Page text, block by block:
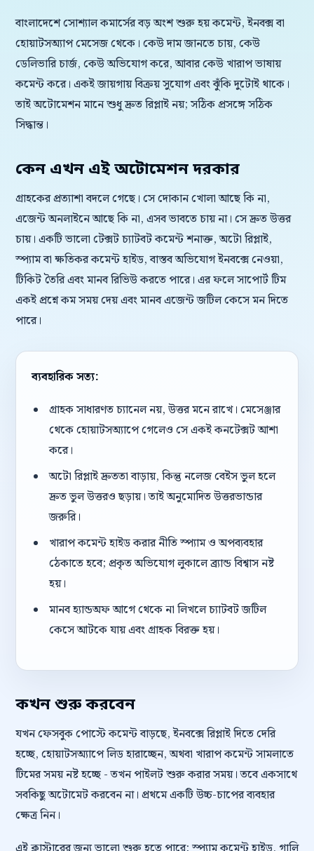
বাংলাদেশে সোশ্যাল কমার্সের বড় অংশ শুরু হয় কমেন্ট, ইনবক্স বা
হোয়াটসঅ্যাপ মেসেজ থেকে। কেউ দাম জানতে চায়, কেউ
ডেলিভারি চার্জ, কেউ অভিযোগ করে, আবার কেউ খারাপ ভাষায়
কমেন্ট করে। একই জায়গায় বিক্রয় সুযোগ এবং ঝুঁকি দুটোই থাকে।
তাই অটোমেশন মানে শুধু দ্রুত রিপ্লাই নয়; সঠিক প্রসঙ্গে সঠিক
সিদ্ধান্ত।
কেন এখন এই অটোমেশন দরকার
গ্রাহকের প্রত্যাশা বদলে গেছে। সে দোকান খোলা আছে কি না,
এজেন্ট অনলাইনে আছে কি না, এসব ভাবতে চায় না। সে দ্রুত উত্তর
চায়। একটি ভালো টেক্সট চ্যাটবট কমেন্ট শনাক্ত, অটো রিপ্লাই,
স্প্যাম বা ক্ষতিকর কমেন্ট হাইড, বাস্তব অভিযোগ ইনবক্সে নেওয়া,
টিকিট তৈরি এবং মানব রিভিউ করতে পারে। এর ফলে সাপোর্ট টিম
একই প্রশ্নে কম সময় দেয় এবং মানব এজেন্ট জটিল কেসে মন দিতে
পারে।
ব্যবহারিক সত্য:
গ্রাহক সাধারণত চ্যানেল নয়, উত্তর মনে রাখে। মেসেঞ্জার
থেকে হোয়াটসঅ্যাপে গেলেও সে একই কনটেক্সট আশা
করে।
অটো রিপ্লাই দ্রুততা বাড়ায়, কিন্তু নলেজ বেইস ভুল হলে
দ্রুত ভুল উত্তরও ছড়ায়। তাই অনুমোদিত উত্তরভান্ডার
জরুরি।
খারাপ কমেন্ট হাইড করার নীতি স্প্যাম ও অপব্যবহার
ঠেকাতে হবে; প্রকৃত অভিযোগ লুকালে ব্র্যান্ড বিশ্বাস নষ্ট
হয়।
মানব হ্যান্ডঅফ আগে থেকে না লিখলে চ্যাটবট জটিল
কেসে আটকে যায় এবং গ্রাহক বিরক্ত হয়।
কখন শুরু করবেন
যখন ফেসবুক পোস্টে কমেন্ট বাড়ছে, ইনবক্সে রিপ্লাই দিতে দেরি
হচ্ছে, হোয়াটসঅ্যাপে লিড হারাচ্ছেন, অথবা খারাপ কমেন্ট সামলাতে
টিমের সময় নষ্ট হচ্ছে - তখন পাইলট শুরু করার সময়। তবে একসাথে
সবকিছু অটোমেট করবেন না। প্রথমে একটি উচ্চ-চাপের ব্যবহার
ক্ষেত্র নিন।